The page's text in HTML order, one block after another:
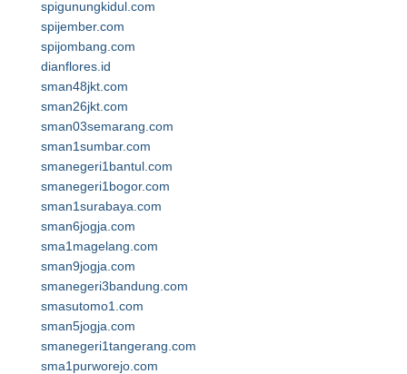
spigunungkidul.com
spijember.com
spijombang.com
dianflores.id
sman48jkt.com
sman26jkt.com
sman03semarang.com
sman1sumbar.com
smanegeri1bantul.com
smanegeri1bogor.com
sman1surabaya.com
sman6jogja.com
sma1magelang.com
sman9jogja.com
smanegeri3bandung.com
smasutomo1.com
sman5jogja.com
smanegeri1tangerang.com
sma1purworejo.com